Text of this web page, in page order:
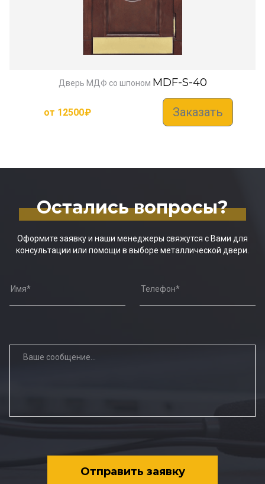
Дверь МДФ со шпоном MDF-S-40
от 12500₽ Заказать
Остались вопросы?
Оформите заявку и наши менеджеры свяжутся с Вами для
консультации или помощи в выборе металлической двери.
Отправить заявку